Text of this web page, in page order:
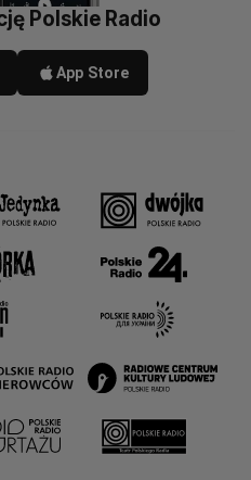
Polskie Radio
App Store